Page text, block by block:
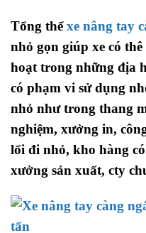
Tổng thểxe nâng tay
nhỏ gọn giúp xe có
hoạt trong những địa
có phạm vi sử dụng
nhỏ như trong thang
nghiệm, xưởng in,
lối đi nhỏ, kho hàng
xưởng sản xuất, cty